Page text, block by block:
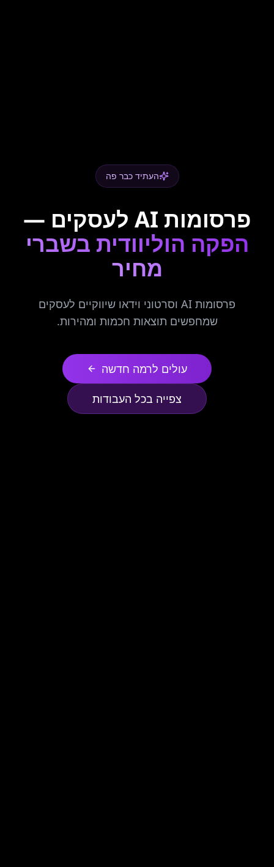
העתיד כבר פה
פרסומות AI לעסקים —
הפקה הוליוודית בשברי
מחיר
פרסומות AI וסרטוני וידאו שיווקיים לעסקים
שמחפשים תוצאות חכמות ומהירות.
עולים לרמה חדשה
צפייה בכל העבודות